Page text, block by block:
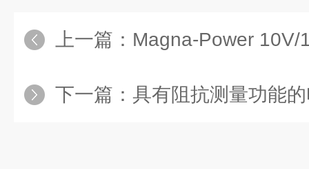
上一篇： Magna-Power 10V/
下一篇： 具有阻抗测量功能